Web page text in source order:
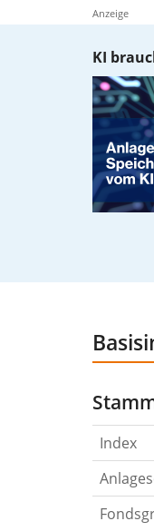
Anzeige
KI
Index